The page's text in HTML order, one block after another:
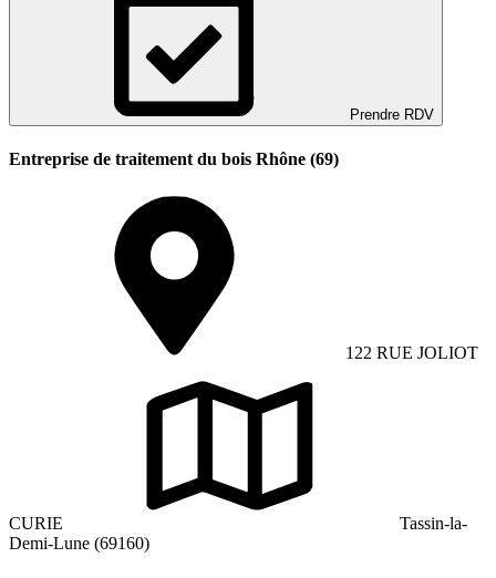
Prendre RDV
Entreprise de traitement du bois Rhône (69)
122 RUE JOLIOT
CURIE
Tassin-la-
Demi-Lune (69160)